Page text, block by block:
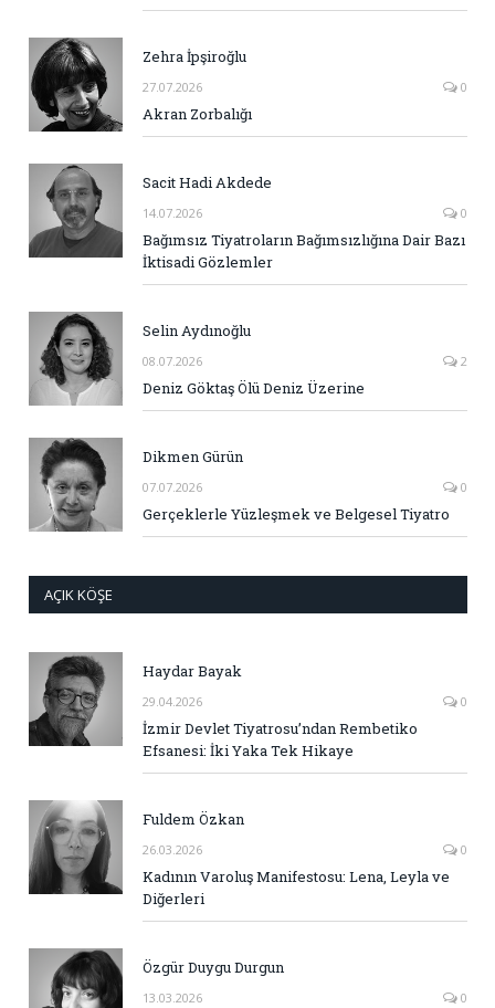
Zehra İpşiroğlu
27.07.2026 0
Akran Zorbalığı
Sacit Hadi Akdede
14.07.2026 0
Bağımsız Tiyatroların Bağımsızlığına Dair Bazı
İktisadi Gözlemler
Selin Aydınoğlu
08.07.2026 2
Deniz Göktaş Ölü Deniz Üzerine
Dikmen Gürün
07.07.2026 0
Gerçeklerle Yüzleşmek ve Belgesel Tiyatro
AÇIK KÖŞE
Haydar Bayak
29.04.2026 0
İzmir Devlet Tiyatrosu’ndan Rembetiko
Efsanesi: İki Yaka Tek Hikaye
Fuldem Özkan
26.03.2026 0
Kadının Varoluş Manifestosu: Lena, Leyla ve
Diğerleri
Özgür Duygu Durgun
13.03.2026 0